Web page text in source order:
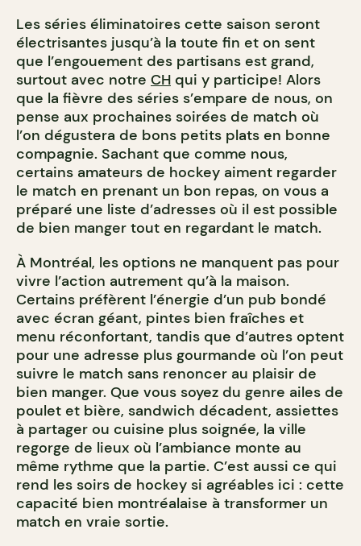
Les séries éliminatoires cette saison seront
électrisantes jusqu’à la toute fin et on sent
que l’engouement des partisans est grand,
surtout avec notre CH qui y participe! Alors
que la fièvre des séries s’empare de nous, on
pense aux prochaines soirées de match où
l’on dégustera de bons petits plats en bonne
compagnie. Sachant que comme nous,
certains amateurs de hockey aiment regarder
le match en prenant un bon repas, on vous a
préparé une liste d’adresses où il est possible
de bien manger tout en regardant le match.
À Montréal, les options ne manquent pas pour
vivre l’action autrement qu’à la maison.
Certains préfèrent l’énergie d’un pub bondé
avec écran géant, pintes bien fraîches et
menu réconfortant, tandis que d’autres optent
pour une adresse plus gourmande où l’on peut
suivre le match sans renoncer au plaisir de
bien manger. Que vous soyez du genre ailes de
poulet et bière, sandwich décadent, assiettes
à partager ou cuisine plus soignée, la ville
regorge de lieux où l’ambiance monte au
même rythme que la partie. C’est aussi ce qui
rend les soirs de hockey si agréables ici : cette
capacité bien montréalaise à transformer un
match en vraie sortie.